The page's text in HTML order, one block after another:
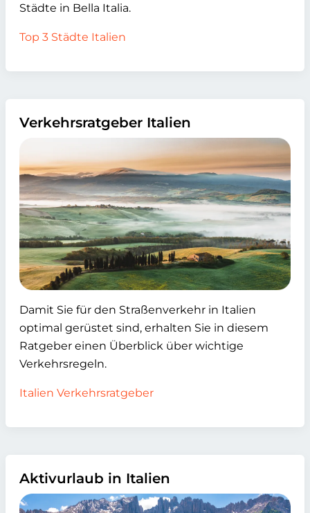
Städte in Bella Italia.
Top 3 Städte Italien
Verkehrsratgeber Italien
Damit Sie für den Straßenverkehr in Italien
optimal gerüstet sind, erhalten Sie in diesem
Ratgeber einen Überblick über wichtige
Verkehrsregeln.
Italien Verkehrsratgeber
Aktivurlaub in Italien